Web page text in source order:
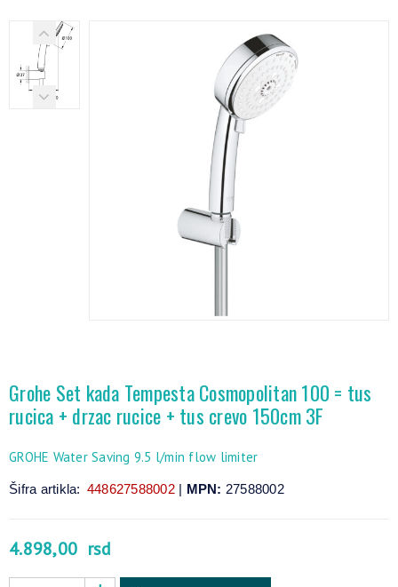
Grohe Set kada Tempesta Cosmopolitan 100 = tus
rucica + drzac rucice + tus crevo 150cm 3F
GROHE Water Saving 9.5 l/min flow limiter
Šifra artikla: 448627588002| MPN: 27588002
4.898,00 rsd